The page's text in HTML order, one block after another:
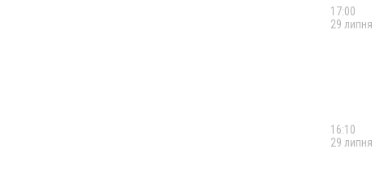
17:00
29 липня
16:10
29 липня